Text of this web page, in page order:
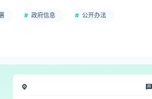
政府信息 公开办法